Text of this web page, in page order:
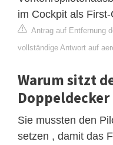
im Cockpit als First-
Antrag auf Entfernung
vollständige Antwort auf
Warum sitzt
Sie mussten den
setzen , damit das